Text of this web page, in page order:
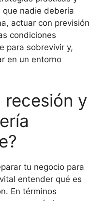
que nadie debería
actuar con previsión
condiciones
para sobrevivir y,
en un entorno
recesión y
tu negocio para
entender qué es
En términos